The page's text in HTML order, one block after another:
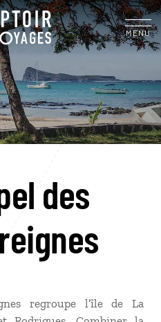
MENU
des
regroupe l’île de La